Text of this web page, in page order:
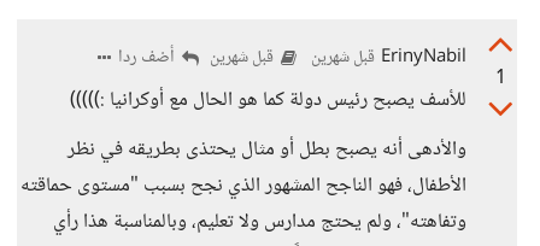
1
ErinyNabil قبل شهرين قبل شهرين أضف ردا
للأسف يصبح رئيس دولة كما هو الحال مع أوكرانيا :)))))
والأدهى أنه يصبح بطل أو مثال يحتذى بطريقه في نظر
الأطفال، فهو الناجح المشهور الذي نجح بسبب "مستوى حماقته
وتفاهته"، ولم يحتج مدارس ولا تعليم، وبالمناسبة هذا رأي